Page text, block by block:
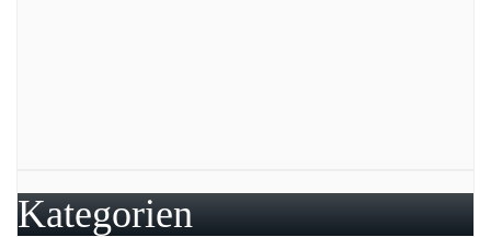
Kategorien